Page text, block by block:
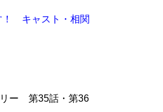
！ キャスト・相関
リー 第35話・第36